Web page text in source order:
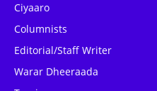
Ciyaaro
Columnists
Editorial/Staff Writer
Warar Dheeraada